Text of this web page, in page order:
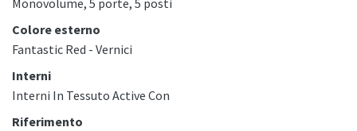
Monovolume, 5 porte, 5 posti
Colore esterno
Fantastic Red - Vernici
Interni
Interni In Tessuto Active Con
Riferimento